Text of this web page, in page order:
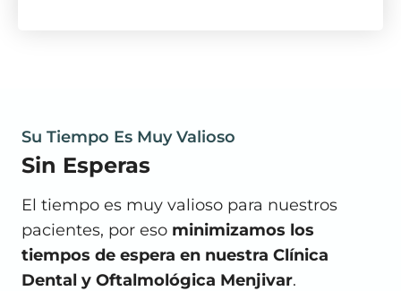
Su Tiempo Es Muy Valioso
Sin Esperas
El tiempo es muy valioso para nuestros
pacientes, por eso minimizamos los
tiempos de espera en nuestra Clínica
Dental y Oftalmológica Menjivar.